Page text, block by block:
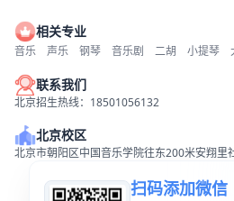
相关专业
音乐 声乐 钢琴 音乐剧 二胡 小提琴
联系我们
北京招生热线：18501056132
北京校区
北京市朝阳区中国音乐学院往东200米安翔里
扫码添加微信